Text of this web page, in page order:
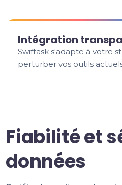
Intégration
Swiftask s'adapte à votre
perturber vos outils
Fiabilité et
données